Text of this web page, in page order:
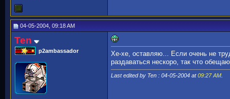
04-05-2004, 09:18 AM
Ten
p2ambassador
Хе-хе, оставляю... Если очень не
раздаваться нескоро, так что
Last edited by Ten : 04-05-2004 at09:27 AM